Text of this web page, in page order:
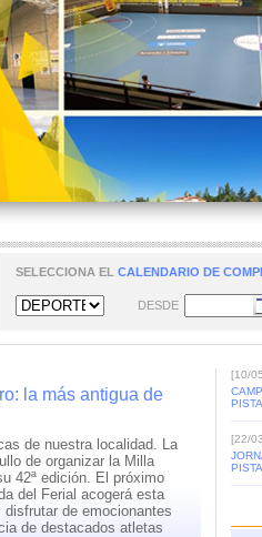
SELECCIONA EL CALENDARIO DE
DESDE
la más antigua de
de nuestra localidad. La
de organizar la Milla
42ª edición. El próximo
del Ferial acogerá esta
de emocionantes
de destacados atletas
[10/
PISTA
[22/